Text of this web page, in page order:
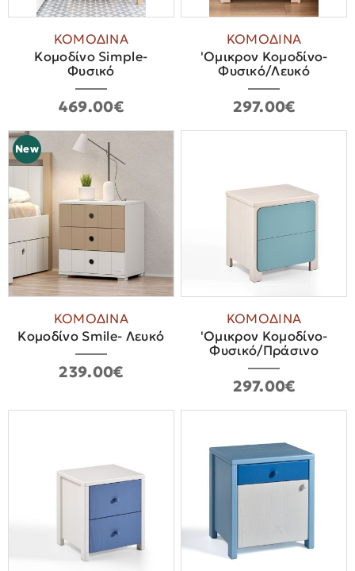
ΚΟΜΟΔΙΝΑ
Κομοδίνο Simple-
Φυσικό
469.00€
ΚΟΜΟΔΙΝΑ
'Oμικρον Κομοδίνο-
Φυσικό/Λευκό
297.00€
New
ΚΟΜΟΔΙΝΑ
Κομοδίνο Smile- Λευκό
239.00€
ΚΟΜΟΔΙΝΑ
'Ομικρον Κομοδίνο-
Φυσικό/Πράσινο
297.00€